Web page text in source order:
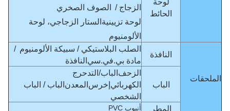
الحائط
الزجاج /
الصوف الصخري
لوحة تزيينية
الألومنيوم
الملحقات
النافذة
الصلب البلاستيكي / سبيكة الألومنيوم /
مادة بي.في.سي النافذة
الباب
الزحف الباب/
الكهربائي إخرس المعدن
الشخصي
المطر
أنبوب PVC